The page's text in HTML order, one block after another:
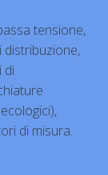
tensione,
distribuzione,
di
di misura.